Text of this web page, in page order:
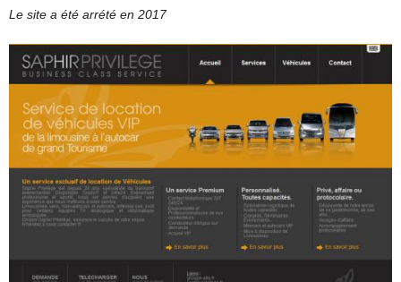
Le site a été arrété en 2017